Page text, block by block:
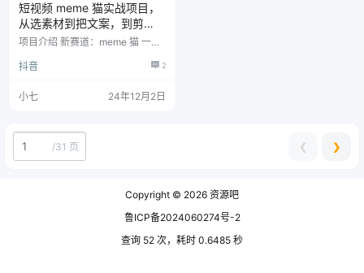
短视频 meme 猫实战项目，
从选素材到把文案，到剪
辑，手把手的教你快速起号
项目介绍 新赛道：meme 猫 一、
狗，表达事情的起因经过结果，尤
幕素材，会抠图 农产品宣传，个
群体都会看，看起来似乎充满操作
感，十分高级的样子(爱猫人士，
乐子人，小年轻，中年人) 文案不
抖音 2
小七 24年12月2日
/31 页 ❮ ❯
Copyright © 2026 资源吧
鲁ICP备2024060274号-2
查询 52 次，耗时 0.6485 秒